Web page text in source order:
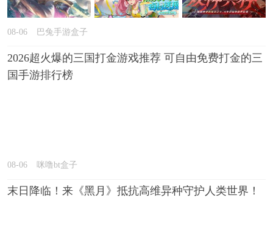
08-06 巴兔手游盒子
2026超火爆的三国打金游戏推荐 可自由免费打金的三
国手游排行榜
08-06 咪噜bt盒子
末日降临！来《黑月》抵抗高维异种守护人类世界！